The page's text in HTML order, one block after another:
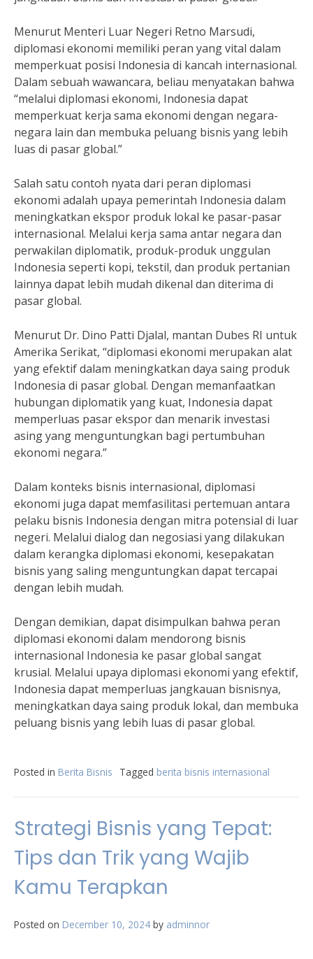
Menurut Menteri Luar Negeri Retno Marsudi,
diplomasi ekonomi memiliki peran yang vital dalam
memperkuat posisi Indonesia di kancah internasional.
Dalam sebuah wawancara, beliau menyatakan bahwa
“melalui diplomasi ekonomi, Indonesia dapat
memperkuat kerja sama ekonomi dengan negara-
negara lain dan membuka peluang bisnis yang lebih
luas di pasar global.”
Salah satu contoh nyata dari peran diplomasi
ekonomi adalah upaya pemerintah Indonesia dalam
meningkatkan ekspor produk lokal ke pasar-pasar
internasional. Melalui kerja sama antar negara dan
perwakilan diplomatik, produk-produk unggulan
Indonesia seperti kopi, tekstil, dan produk pertanian
lainnya dapat lebih mudah dikenal dan diterima di
pasar global.
Menurut Dr. Dino Patti Djalal, mantan Dubes RI untuk
Amerika Serikat, “diplomasi ekonomi merupakan alat
yang efektif dalam meningkatkan daya saing produk
Indonesia di pasar global. Dengan memanfaatkan
hubungan diplomatik yang kuat, Indonesia dapat
memperluas pasar ekspor dan menarik investasi
asing yang menguntungkan bagi pertumbuhan
ekonomi negara.”
Dalam konteks bisnis internasional, diplomasi
ekonomi juga dapat memfasilitasi pertemuan antara
pelaku bisnis Indonesia dengan mitra potensial di luar
negeri. Melalui dialog dan negosiasi yang dilakukan
dalam kerangka diplomasi ekonomi, kesepakatan
bisnis yang saling menguntungkan dapat tercapai
dengan lebih mudah.
Dengan demikian, dapat disimpulkan bahwa peran
diplomasi ekonomi dalam mendorong bisnis
internasional Indonesia ke pasar global sangat
krusial. Melalui upaya diplomasi ekonomi yang efektif,
Indonesia dapat memperluas jangkauan bisnisnya,
meningkatkan daya saing produk lokal, dan membuka
peluang bisnis yang lebih luas di pasar global.
Posted in Berita Bisnis Tagged berita bisnis internasional
Strategi Bisnis yang Tepat:
Tips dan Trik yang Wajib
Kamu Terapkan
Posted on December 10, 2024 by adminnor